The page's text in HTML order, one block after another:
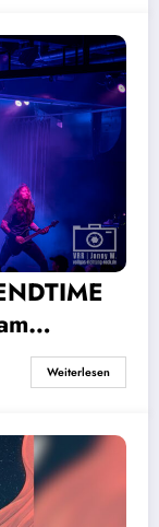
Galerie
Weiterlesen